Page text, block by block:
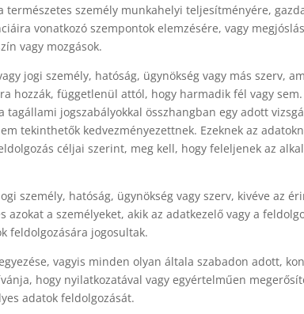
személy munkahelyi teljesítményére,
vonatkozó szempontok elemzésére, vagy
vagy mozgások.
jogi személy, hatóság, ügynökség vagy más szerv,
hozzák, függetlenül attól, hogy harmadik fél vagy
tagállami jogszabályokkal összhangban egy adott
tekinthetők kedvezményezettnek. Ezeknek az
céljai szerint, meg kell, hogy feleljenek az
személy, hatóság, ügynökség vagy szerv, kivéve az
azokat a személyeket, akik az adatkezelő vagy a
feldolgozására jogosultak.
vagyis minden olyan általa szabadon adott,
hogy nyilatkozatával vagy egyértelműen
adatok feldolgozását.